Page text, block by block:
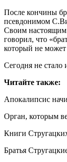
После кончины
псевдонимом
Своим настоящим
говорил, что
который не может
Сегодня не стало
Читайте также:
Апокалипсис
Орган, которым
Книги
Братья